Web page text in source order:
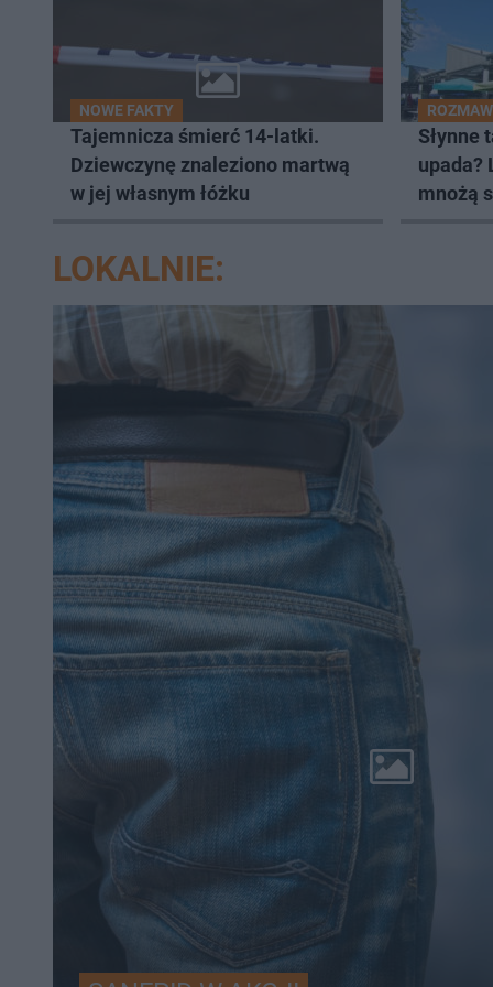
NOWE FAKTY
Tajemnicza śmierć 14-latki.
Dziewczynę znaleziono martwą
w jej własnym łóżku
Słynne
upada?
mnożą
LOKALNIE: